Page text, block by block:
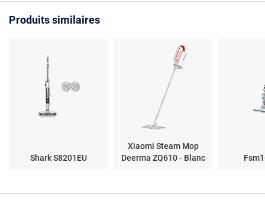
Produits similaires
Shark S8201EU
Xiaomi Steam Mop
Deerma ZQ610 - Blanc